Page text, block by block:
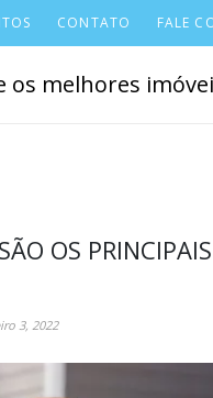
CONTATO FALE
melhores
OS PRINCIPAIS
3, 2022